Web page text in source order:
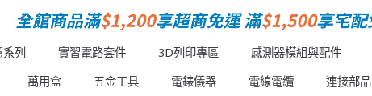
列 實習電路套件 3D列印專區 感測器模組與配件
萬用盒 五金工具 電錶儀器 電線電纜 連接部品